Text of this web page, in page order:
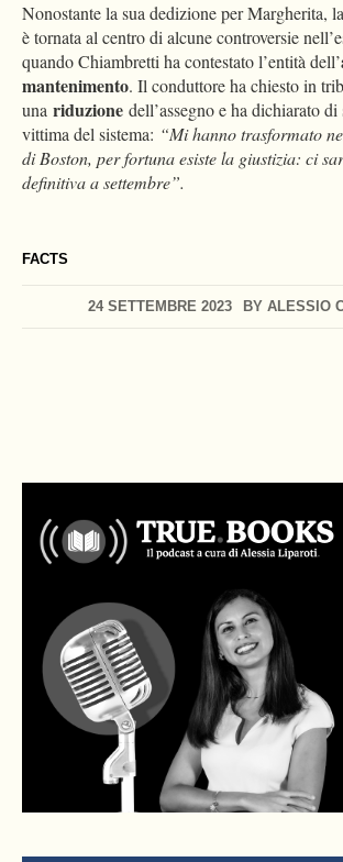
FACTS
24 SETTEMBRE 2023 BY ALESSIO
Nonostante la sua dedizione per Margherita,
è tornata al centro di alcune controversie
quando Chiambretti ha contestato l’entità dell’
mantenimento. Il conduttore ha chiesto in
una riduzione dell’assegno e ha dichiarato
vittima del sistema: “Mi hanno trasformato
di Boston, per fortuna esiste la giustizia: ci
definitiva a settembre”.